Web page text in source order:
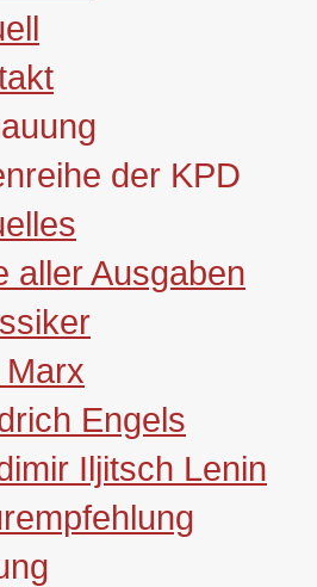
der KPD
aller Ausgaben
Marx
Engels
Iljitsch Lenin